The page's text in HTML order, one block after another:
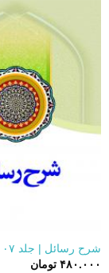
شرح رسائل | جلد ۰۷
۴۸۰.۰۰۰ تومان